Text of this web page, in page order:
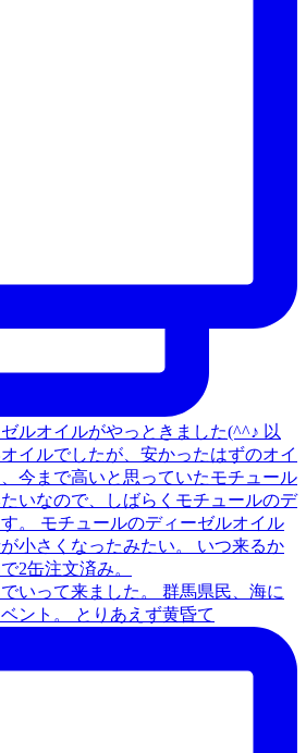
いって来ました。 群馬県民、海に
ント。 とりあえず黄昏て